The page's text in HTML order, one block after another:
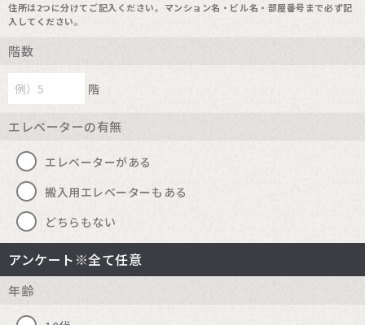
住所は2つに分けてご記入ください。マンション名・ビル名・部屋番号まで必ず記
入してください。
階数
階
エレベーターの有無
エレベーターがある
搬入用エレベーターもある
どちらもない
アンケート※全て任意
年齢